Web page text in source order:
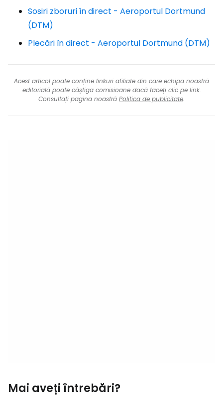
Sosiri zboruri în direct - Aeroportul Dortmund
(DTM)
Plecări în direct - Aeroportul Dortmund (DTM)
Acest articol poate conține linkuri afiliate din care echipa noastră
editorială poate câștiga comisioane dacă faceți clic pe link.
Consultați pagina noastră Politica de publicitate.
Mai aveți întrebări?